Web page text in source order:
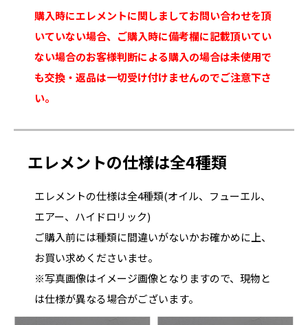
購入時にエレメントに関しましてお問い合わせを頂
いていない場合、ご購入時に備考欄に記載頂いてい
ない場合のお客様判断による購入の場合は未使用で
も交換・返品は一切受け付けませんのでご注意下さ
い。
エレメントの仕様は全4種類
エレメントの仕様は全4種類(オイル、フューエル、
エアー、ハイドロリック)
ご購入前には種類に間違いがないかお確かめに上、
お買い求めくださいませ。
※写真画像はイメージ画像となりますので、現物と
は仕様が異なる場合がございます。